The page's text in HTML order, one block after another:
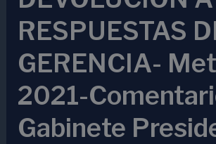
RESPUESTAS
GERENCIA-
2021-
Gabinete